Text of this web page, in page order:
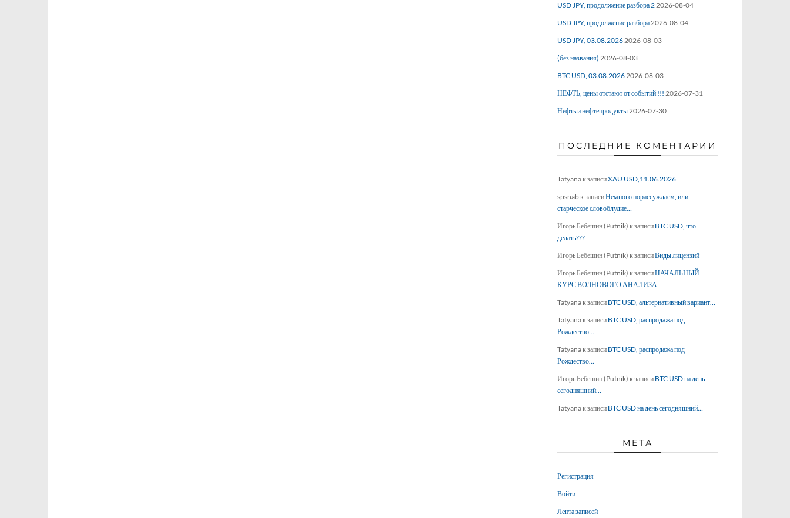
USD JPY, продолжение разбора 22026-08-04
USD JPY, продолжение разбора2026-08-04
USD JPY, 03.08.20262026-08-03
(без названия) 2026-08-03
BTC USD, 03.08.20262026-08-03
НЕФТЬ, цены отстают от событий !!! 2026-07-31
Нефть и нефтепродукты2026-07-30
ПОСЛЕДНИЕ КОМЕНТАРИИ
Tatyanaк записиXAU USD,11.06.2026
spsnabк записиНемного порассуждаем, или
старческое словоблудие…
Игорь Бебешин (Putnik) к записи BTC USD, что
делать???
Игорь Бебешин (Putnik) к записиВиды лицензий
Игорь Бебешин (Putnik) к записиНАЧАЛЬНЫЙ
КУРС ВОЛНОВОГО АНАЛИЗА
Tatyanaк записи BTC USD, альтернативный вариант…
Tatyanaк записи BTC USD, распродажа под
Рождество…
Tatyanaк записи BTC USD, распродажа под
Рождество…
Игорь Бебешин (Putnik) к записи BTC USD на день
сегодняшний…
Tatyanaк записи BTC USD на день сегодняшний…
МЕТА
Регистрация
Войти
Лента записей